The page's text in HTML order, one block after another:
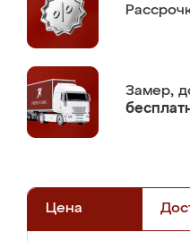
Замер,
Цена